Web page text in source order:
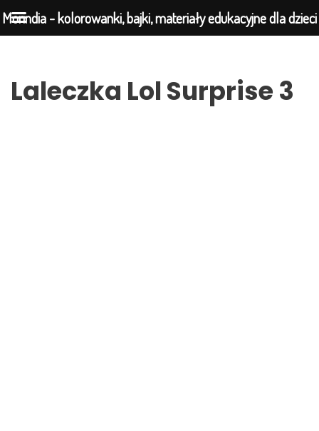
do
Laleczka Lol Surprise 3
Morindia - kolorowanki, bajki, materiały edukacyjne dla dzieci